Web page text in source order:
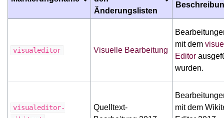
Änderungslisten
visualeditor Visuelle Bearbeitung
mit dem
Editor
wurden.
visualeditor-
Quelltext-
mit dem